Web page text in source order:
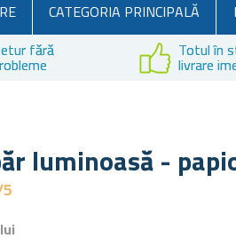
CATEGORIA PRINCIPALĂ
fără Totul în
livrare
luminoasă -